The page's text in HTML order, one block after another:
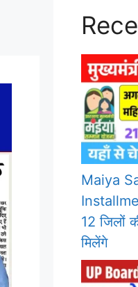
Maiya
12 जिलों
मिलेंगे